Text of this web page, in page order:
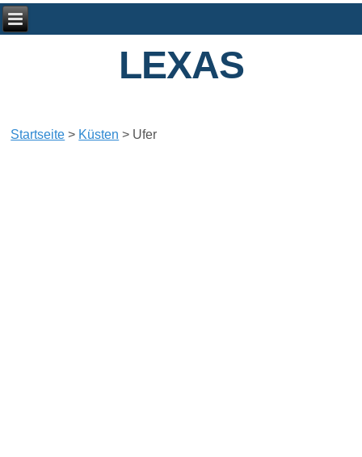
LEXAS
Startseite > Küsten > Ufer